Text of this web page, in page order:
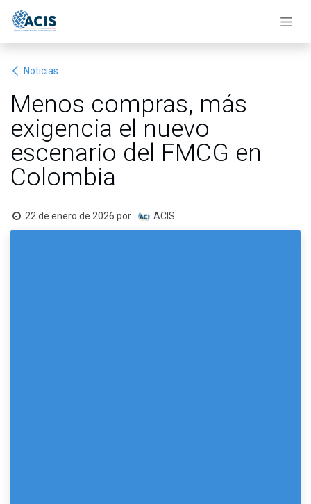
Noticias
Menos compras, más
exigencia el nuevo
escenario del FMCG en
Colombia
22 de enero de 2026 por ACIS